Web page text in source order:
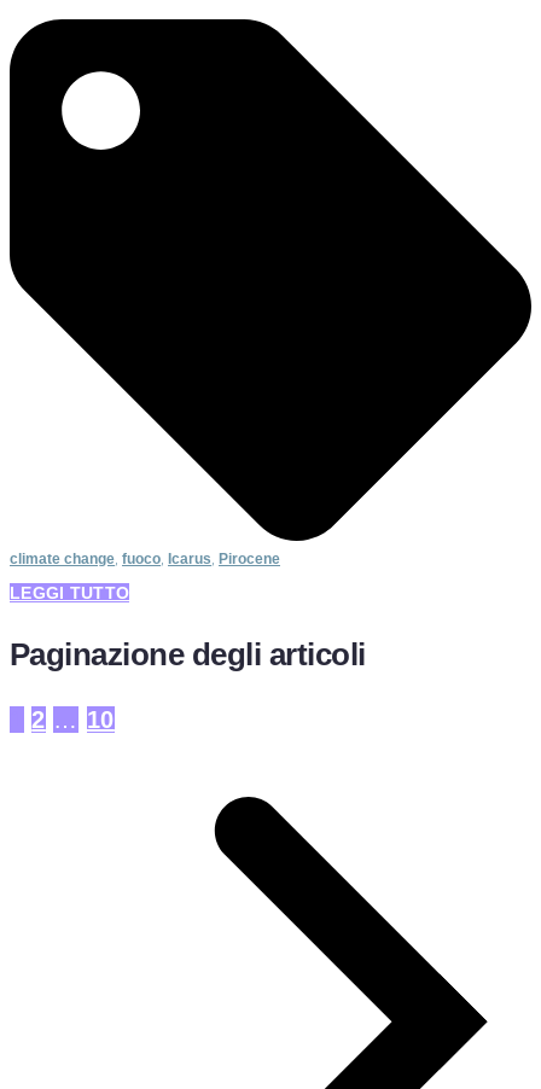
climate change fuoco Icarus Pirocene
LEGGI TUTTO
Paginazione degli articoli
2 … 10